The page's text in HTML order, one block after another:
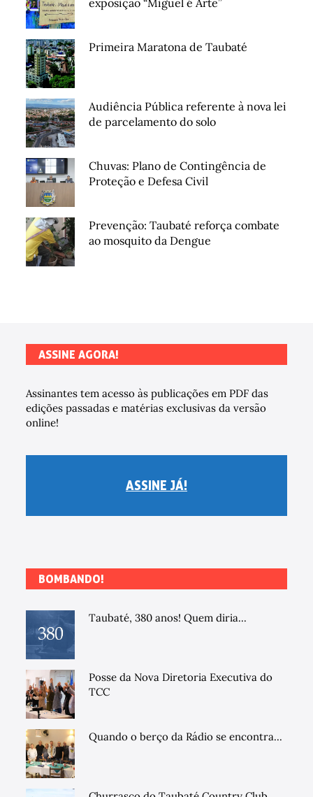
exposição “Miguel é Arte”
Primeira Maratona de Taubaté
Audiência Pública referente à nova lei
de parcelamento do solo
Chuvas: Plano de Contingência de
Proteção e Defesa Civil
Prevenção: Taubaté reforça combate
ao mosquito da Dengue
ASSINE AGORA!
Assinantes tem acesso às publicações em PDF das
edições passadas e matérias exclusivas da versão
online!
ASSINE JÁ!
BOMBANDO!
Taubaté, 380 anos! Quem diria...
Posse da Nova Diretoria Executiva do
TCC
Quando o berço da Rádio se encontra...